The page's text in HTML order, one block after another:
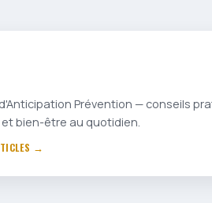
Prévention — conseils
bien-être au quotidien.
→